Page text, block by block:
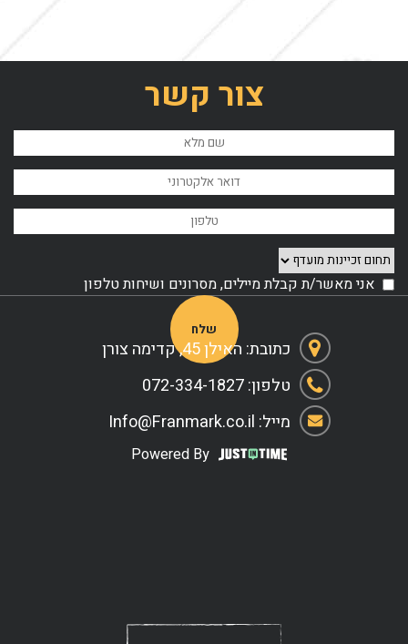
צור קשר
אני מאשר/ת קבלת מיילים, מסרונים ושיחות טלפון
Please leave this field empty.
כתובת: האילן 45, קדימה צורן
טלפון: 072-334-1827
מייל: Info@Franmark.co.il
Powered By